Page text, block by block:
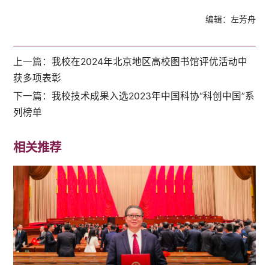
编辑：左芳舟
上一篇：我校在2024年北京地区高校图书馆评优活动中
获多项表彰
下一篇：我校技术成果入选2023年中国科协“科创中国”系
列榜单
相关推荐